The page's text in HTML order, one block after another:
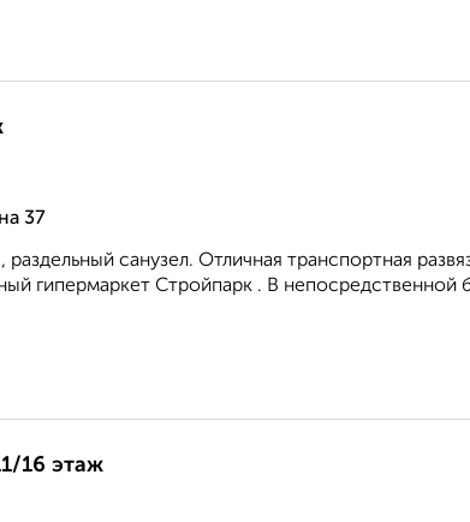
37
санузел. Отличная транспортная
гипермаркет Стройпарк . В непосредственной
16 этаж